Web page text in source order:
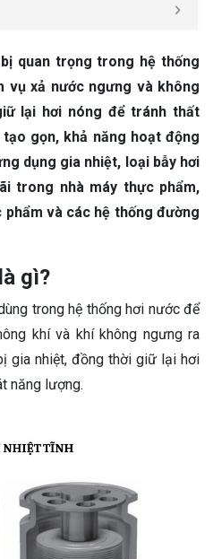
quan trọng trong hệ thống
vụ xả nước ngưng và không
lại hơi nóng để tránh thất
gọn, khả năng hoạt động
dụng gia nhiệt, loại bẫy hơi
trong nhà máy thực phẩm,
và các hệ thống đường
gì?
trong hệ thống hơi nước để
khí và khí không ngưng ra
gia nhiệt, đồng thời giữ lại hơi
năng lượng.